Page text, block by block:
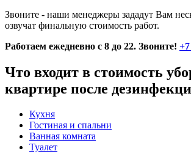
Звоните - наши менеджеры зададут Вам
озвучат финальную стоимость работ.
Работаем ежедневно с 8 до 22. Звоните!
Что входит в стоимость
квартире после
Кухня
Гостиная и спальни
Ванная комната
Туалет